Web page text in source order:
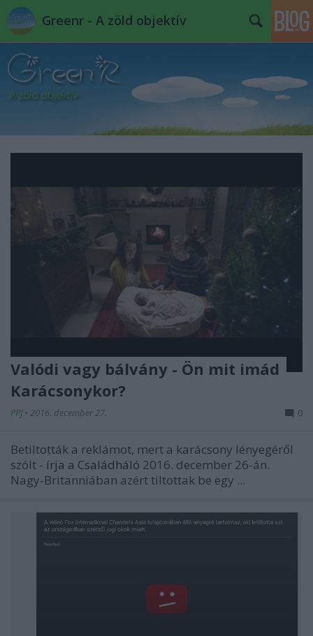
Greenr - A zöld objektív
Valódi vagy bálvány - Ön mit imád
Karácsonykor?
PPJ • 2016. december 27. 0
Betiltották a reklámot, mert a karácsony lényegéről
szólt - írja a Családháló 2016. december 26-án.
Nagy-Britanniában azért tiltottak be egy ...